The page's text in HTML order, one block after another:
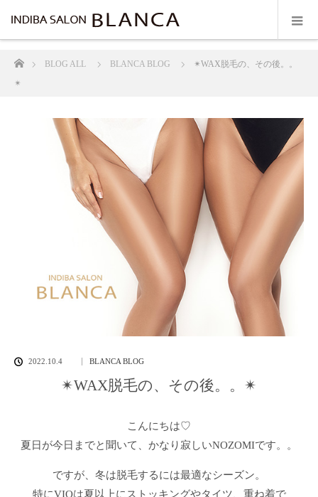
ホームBLOG ALL BLANCA BLOG
✴︎WAX脱毛の、その後。。
✴︎
2022.10.4 BLANCA BLOG
✴︎WAX脱毛の、その後。。✴︎
こんにちは♡
夏日が今日までと聞いて、かなり寂しいNOZOMIです。。
ですが、冬は脱毛するには最適なシーズン。
特にVIOは夏以上にストッキングやタイツ、重ね着で